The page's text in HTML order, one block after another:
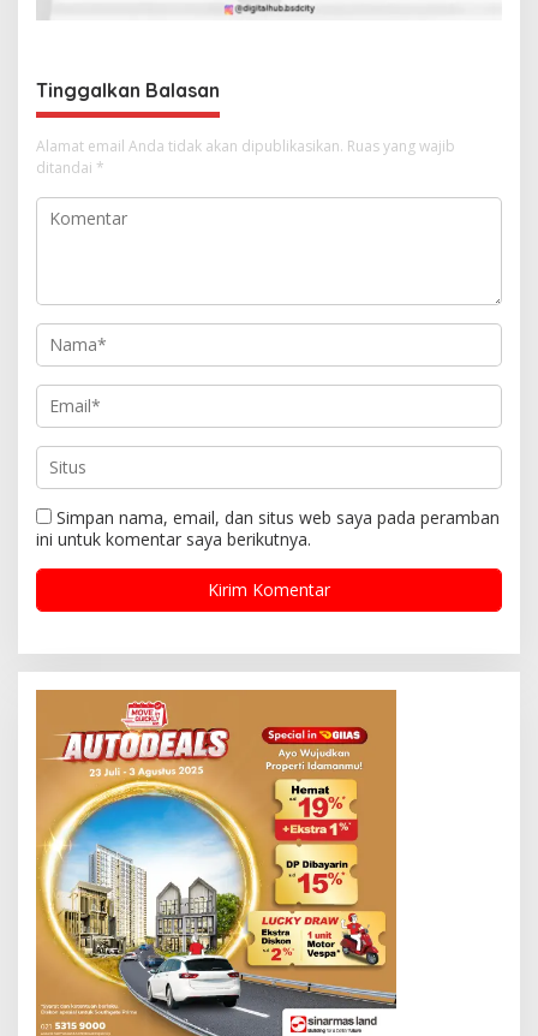
o
Tinggalkan Balasan
Alamat email Anda tidak akan dipublikasikan. Ruas yang wajib
ditandai *
Simpan nama, email, dan situs web saya pada peramban
ini untuk komentar saya berikutnya.